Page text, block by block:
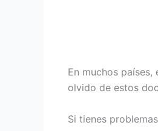
En muchos
olvido de estos
Si tienes